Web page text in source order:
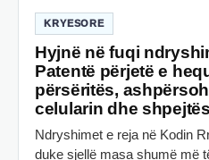
KRYESORE
Hyjnë në fuqi
Patentë përjetë e
përsëritës,
celularin dhe
Ndryshimet e reja në Kodin
duke sjellë masa shumë më